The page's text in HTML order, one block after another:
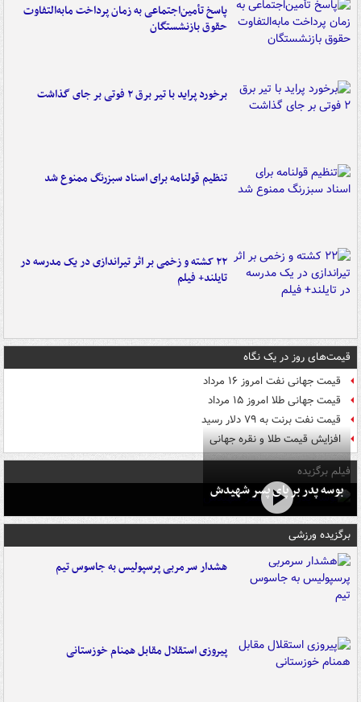
پاسخ تأمین‌اجتماعی به زمان پرداخت مابه‌التفاوت
حقوق بازنشستگان
برخورد پراید با تیر برق ۲ فوتی بر جای گذاشت
تنظیم قولنامه برای اسناد سبزرنگ ممنوع شد
۲۲ کشته و زخمی بر اثر تیراندازی در یک مدرسه در
تایلند+ فیلم
قیمت‌های روز در یک نگاه
قیمت جهانی نفت امروز ۱۶ مرداد
قیمت جهانی طلا امروز ۱۵ مرداد
قیمت نفت برنت به ۷۹ دلار رسید
افزایش قیمت طلا و نقره جهانی
فیلم برگزیده
بوسه‌ پدر بر پای پسر شهیدش
برگزیده ورزشی
هشدار سرمربی پرسپولیس به جاسوس تیم
پیروزی استقلال مقابل همنام خوزستانی